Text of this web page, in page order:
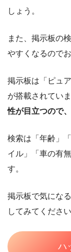
しょう。
また、掲示板の
やすくなるので
掲示板は「ピュ
が搭載されていま
性が目立つので
検索は「年齢」
イル」「車の有
す。
掲示板で気にな
してみてください
ハ